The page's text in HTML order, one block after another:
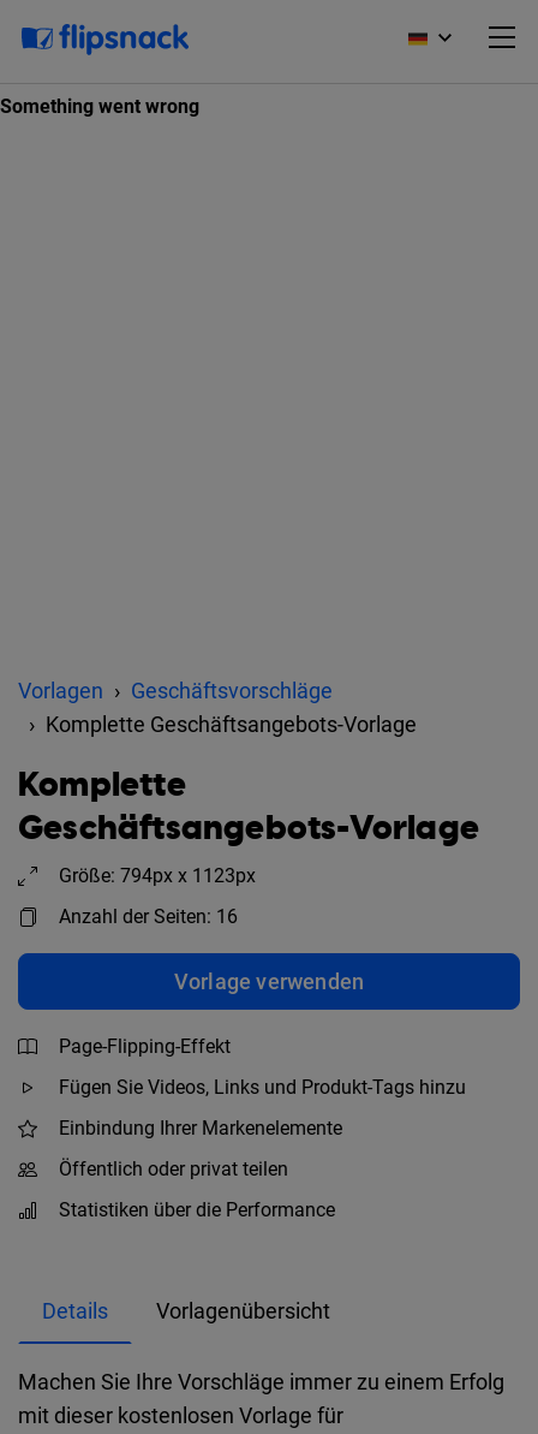
Vorlagen
Geschäftsvorschläge
Komplette Geschäftsangebots-Vorlage
Komplette
Geschäftsangebots-Vorlage
Größe: 794px x 1123px
Anzahl der Seiten: 16
Vorlage verwenden
Page-Flipping-Effekt
Fügen Sie Videos, Links und Produkt-Tags hinzu
Einbindung Ihrer Markenelemente
Öffentlich oder privat teilen
Statistiken über die Performance
Details Vorlagenübersicht
Machen Sie Ihre Vorschläge immer zu einem Erfolg
mit dieser kostenlosen Vorlage für